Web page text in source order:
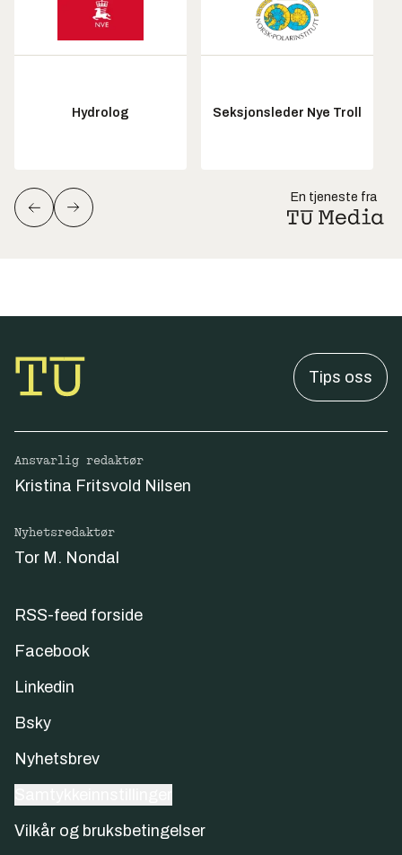
Hydrolog Seksjonsleder Nye Troll
En tjeneste fra
Tips oss
Ansvarlig redaktør
Kristina Fritsvold Nilsen
Nyhetsredaktør
Tor M. Nondal
RSS-feed forside
Facebook
Linkedin
Bsky
Nyhetsbrev
Vilkår og bruksbetingelser